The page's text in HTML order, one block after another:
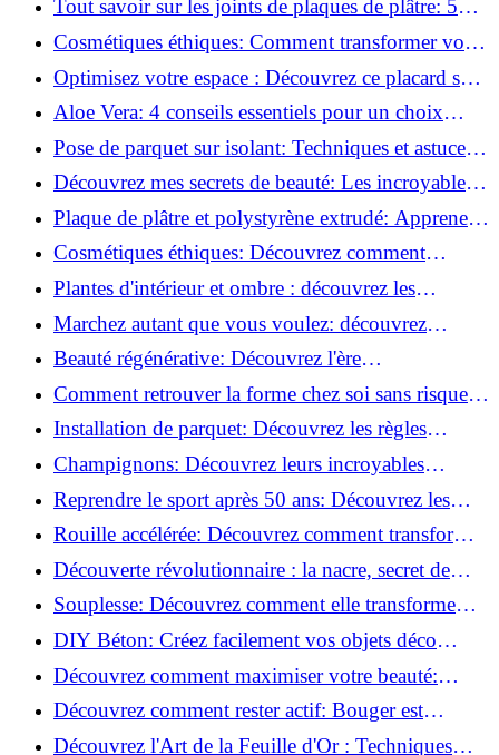
Tout savoir sur les joints de plaques de plâtre: 5
questions clés pour comprendre les fissures!
Cosmétiques éthiques: Comment transformer votre
routine beauté!
Optimisez votre espace : Découvrez ce placard sous
rampant à portes coulissantes!
Aloe Vera: 4 conseils essentiels pour un choix
parfait!
Pose de parquet sur isolant: Techniques et astuces
pour un sol parfait!
Découvrez mes secrets de beauté: Les incroyables
vertus du raisin!
Plaque de plâtre et polystyrène extrudé: Apprenez
à les coller efficacement!
Cosmétiques éthiques: Découvrez comment
transformer votre routine beauté!
Plantes d'intérieur et ombre : découvrez les
meilleures pour votre maison !
Marchez autant que vous voulez: découvrez
pourquoi c'est bénéfique!
Beauté régénérative: Découvrez l'ère
révolutionnaire de la cosmétique verte!
Comment retrouver la forme chez soi sans risque
de blessure: Techniques et conseils sûrs!
Installation de parquet: Découvrez les règles
essentielles à respecter!
Champignons: Découvrez leurs incroyables
pouvoirs antioxydants!
Reprendre le sport après 50 ans: Découvrez les
meilleures méthodes!
Rouille accélérée: Découvrez comment transformer
la corrosion en déco tendance!
Découverte révolutionnaire : la nacre, secret de
régénération inouï !
Souplesse: Découvrez comment elle transforme
votre performance sportive!
DIY Béton: Créez facilement vos objets déco
tendance!
Découvrez comment maximiser votre beauté:
Astuces et secrets révélés!
Découvrez comment rester actif: Bouger est
toujours possible!
Découvrez l'Art de la Feuille d'Or : Techniques